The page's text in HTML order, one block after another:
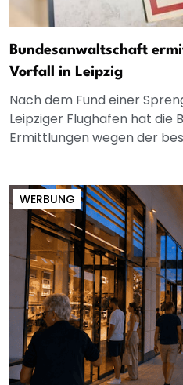
Bundesanwaltschaft
Vorfall in Leipzig
Nach dem Fund einer
Leipziger Flughafen hat die
Ermittlungen wegen der
WERBUNG